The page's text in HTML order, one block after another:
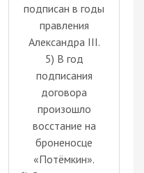
подписан в годы
правления
Александра III.
5) В год
подписания
договора
произошло
восстание на
броненосце
«Потёмкин».